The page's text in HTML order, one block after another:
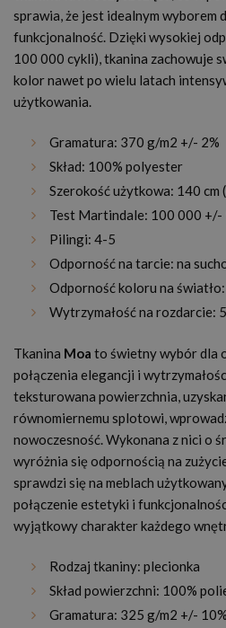
sprawia, że jest idealnym wyborem
funkcjonalność. Dzięki wysokiej
100 000 cykli), tkanina zachowuje
kolor nawet po wielu latach
użytkowania.
Gramatura: 370 g/m2 +/- 2%
Skład: 100% polyester
Szerokość użytkowa: 140 cm
Test Martindale: 100 000 +/-
Pilingi: 4-5
Odporność na tarcie: na
Odporność koloru na
Wytrzymałość na rozdarcie:
Tkanina Moa to świetny wybór dla
połączenia elegancji i
teksturowana powierzchnia,
równomiernemu splotowi,
nowoczesność. Wykonana z nici o
wyróżnia się odpornością na
sprawdzi się na meblach
połączenie estetyki i
wyjątkowy charakter każdego
Rodzaj tkaniny: plecionka
Skład powierzchni: 100%
Gramatura: 325 g/m2 +/- 10%